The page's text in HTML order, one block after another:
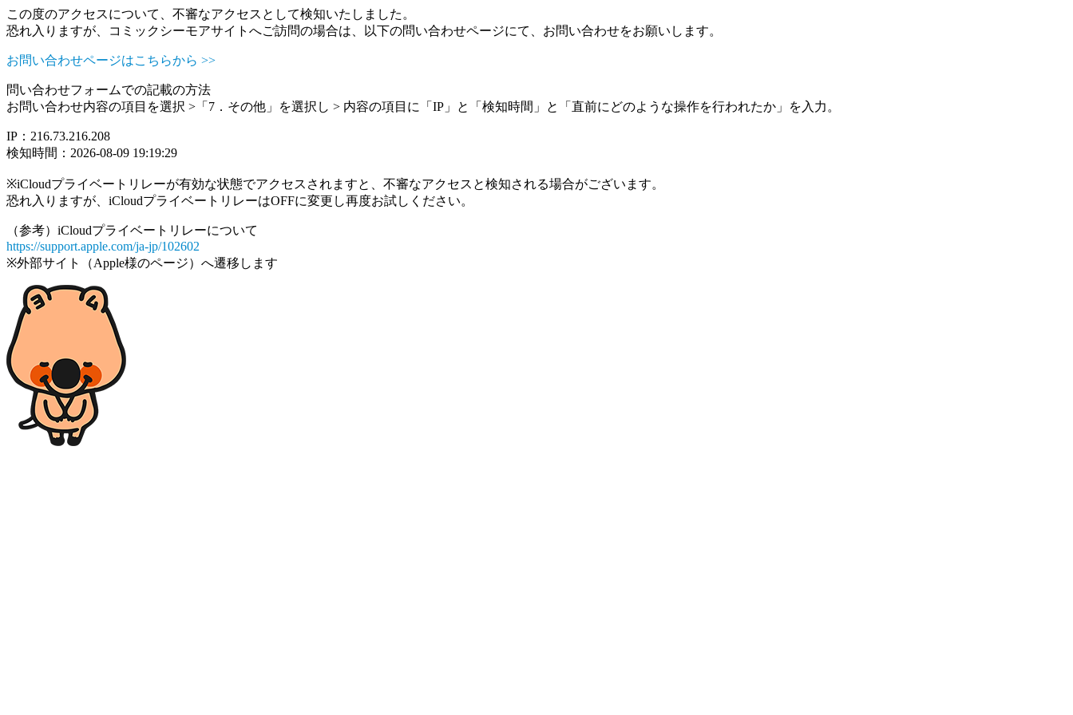
この度のアクセスについて、不審なアクセスとして検知いたしました。
恐れ入りますが、コミックシーモアサイトへご訪問の場合は、以下の問い合わせページにて、お問い合わせをお願いします。
お問い合わせページはこちらから >>
問い合わせフォームでの記載の方法
お問い合わせ内容の項目を選択 >「7．その他」を選択し > 内容の項目に「IP」と「検知時間」と「直前にどのような操作を行われたか」を入力。
IP：216.73.216.208
検知時間：2026-08-09 19:19:29
※iCloudプライベートリレーが有効な状態でアクセスされますと、不審なアクセスと検知される場合がございます。
恐れ入りますが、iCloudプライベートリレーはOFFに変更し再度お試しください。
（参考）iCloudプライベートリレーについて
https://support.apple.com/ja-jp/102602
※外部サイト（Apple様のページ）へ遷移します